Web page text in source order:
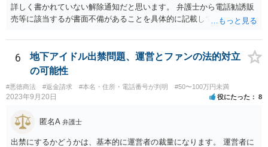
詳しく書かれていない解除通知だと思います。 弁護士から電話勧誘販
売等に該当するが書面不備があることを具体的に記載して返金を求め
護士から通知書をおくっても返事がない、低い金額しか返金を提案し
てこない場合、裁判所に提訴することを検討する必要があります。 セ
ンターの方で、消費者事件を取り扱っている弁護士の紹介を受けられ
ないか一度確認してみてください。
6
地下アイドル出禁問題、運営とファンの法的対立
の可能性
#悪徳商法 #返金請求 #本名・住所・電話番号が判明 #50〜100万円未満
2023年9月20日 役にたった 8
匿名A 弁護士
出禁にするかどうかは、基本的に運営者の裁量になります。 運営者に